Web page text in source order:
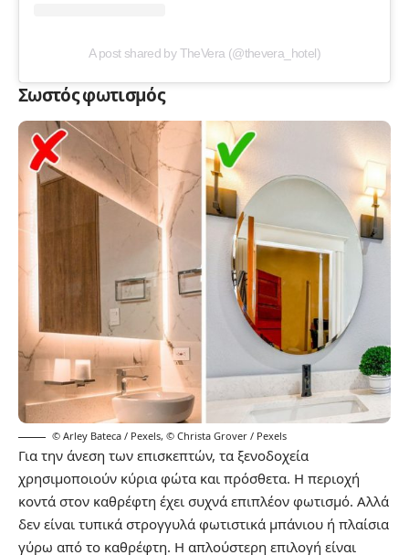
A post shared by TheVera (@thevera_hotel)
Σωστός φωτισμός
© Arley Bateca / Pexels, © Christa Grover / Pexels
Για την άνεση των επισκεπτών, τα ξενοδοχεία
χρησιμοποιούν κύρια φώτα και πρόσθετα. Η περιοχή
κοντά στον καθρέφτη έχει συχνά επιπλέον φωτισμό. Αλλά
δεν είναι τυπικά στρογγυλά φωτιστικά μπάνιου ή πλαίσια
γύρω από το καθρέφτη. Η απλούστερη επιλογή είναι